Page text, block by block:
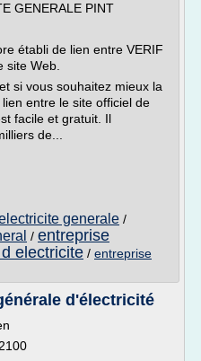
GENERALE PINT
établi de lien entre VERIF
site Web.
si vous souhaitez mieux la
entre le site officiel de
facile et gratuit. Il
de...
generale /
/ entreprise
electricite / entreprise
d'électricité